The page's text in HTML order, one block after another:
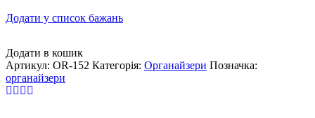
Додати у список бажань
Додати в кошик
Артикул: OR-152 Категорія: Органайзери Позначка:
органайзери